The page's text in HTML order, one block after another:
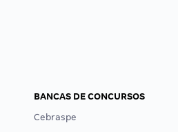
BANCAS DE CONCURSOS
Cebraspe